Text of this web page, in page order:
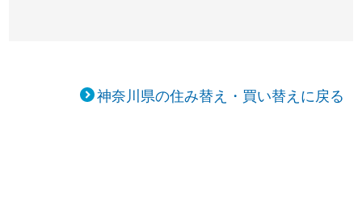
神奈川県の住み替え・買い替えに戻る